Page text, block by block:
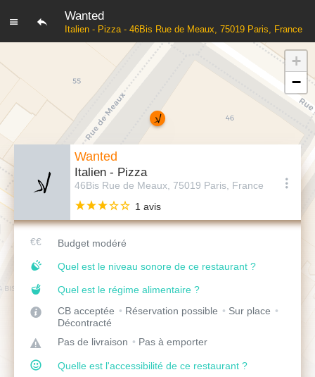
Wanted
Italien - Pizza - 46Bis Rue de Meaux, 75019 Paris, France
Wanted
Italien - Pizza
46Bis Rue de Meaux, 75019 Paris, France
1 avis
Budget modéré
Quel est le niveau sonore de ce restaurant ?
Quel est le régime alimentaire ?
CB acceptée
Réservation possible
Sur place
Décontracté
Pas de livraison
Pas à emporter
Quelle est l'accessibilité de ce restaurant ?
+
−